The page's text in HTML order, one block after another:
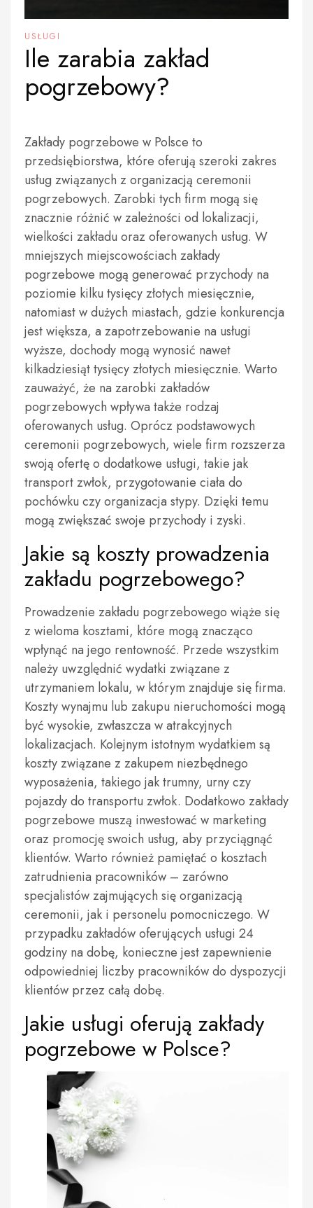
USŁUGI
Ile zarabia zakład
pogrzebowy?
Zakłady pogrzebowe w Polsce to
przedsiębiorstwa, które oferują szeroki zakres
usług związanych z organizacją ceremonii
pogrzebowych. Zarobki tych firm mogą się
znacznie różnić w zależności od lokalizacji,
wielkości zakładu oraz oferowanych usług. W
mniejszych miejscowościach zakłady
pogrzebowe mogą generować przychody na
poziomie kilku tysięcy złotych miesięcznie,
natomiast w dużych miastach, gdzie konkurencja
jest większa, a zapotrzebowanie na usługi
wyższe, dochody mogą wynosić nawet
kilkadziesiąt tysięcy złotych miesięcznie. Warto
zauważyć, że na zarobki zakładów
pogrzebowych wpływa także rodzaj
oferowanych usług. Oprócz podstawowych
ceremonii pogrzebowych, wiele firm rozszerza
swoją ofertę o dodatkowe usługi, takie jak
transport zwłok, przygotowanie ciała do
pochówku czy organizacja stypy. Dzięki temu
mogą zwiększać swoje przychody i zyski.
Jakie są koszty prowadzenia
zakładu pogrzebowego?
Prowadzenie zakładu pogrzebowego wiąże się
z wieloma kosztami, które mogą znacząco
wpłynąć na jego rentowność. Przede wszystkim
należy uwzględnić wydatki związane z
utrzymaniem lokalu, w którym znajduje się firma.
Koszty wynajmu lub zakupu nieruchomości mogą
być wysokie, zwłaszcza w atrakcyjnych
lokalizacjach. Kolejnym istotnym wydatkiem są
koszty związane z zakupem niezbędnego
wyposażenia, takiego jak trumny, urny czy
pojazdy do transportu zwłok. Dodatkowo zakłady
pogrzebowe muszą inwestować w marketing
oraz promocję swoich usług, aby przyciągnąć
klientów. Warto również pamiętać o kosztach
zatrudnienia pracowników – zarówno
specjalistów zajmujących się organizacją
ceremonii, jak i personelu pomocniczego. W
przypadku zakładów oferujących usługi 24
godziny na dobę, konieczne jest zapewnienie
odpowiedniej liczby pracowników do dyspozycji
klientów przez całą dobę.
Jakie usługi oferują zakłady
pogrzebowe w Polsce?